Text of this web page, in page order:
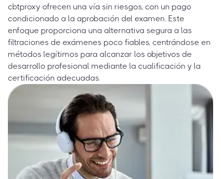
cbtproxy ofrecen una vía sin riesgos, con un pago
condicionado a la aprobación del examen. Este
enfoque proporciona una alternativa segura a las
filtraciones de exámenes poco fiables, centrándose en
métodos legítimos para alcanzar los objetivos de
desarrollo profesional mediante la cualificación y la
certificación adecuadas.